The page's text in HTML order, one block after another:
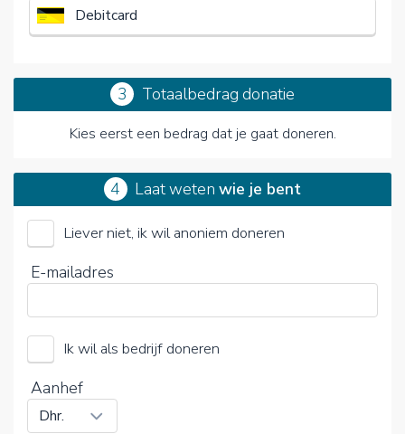
Debitcard
3 Totaalbedrag donatie
Kies eerst een bedrag dat je gaat doneren.
Door op V te klikken kies je wel of geen vrijwillige
4 Laat wetenwie je bent
Liever niet, ik wil anoniem doneren
E-mailadres
Ik wil als bedrijf doneren
Aanhef